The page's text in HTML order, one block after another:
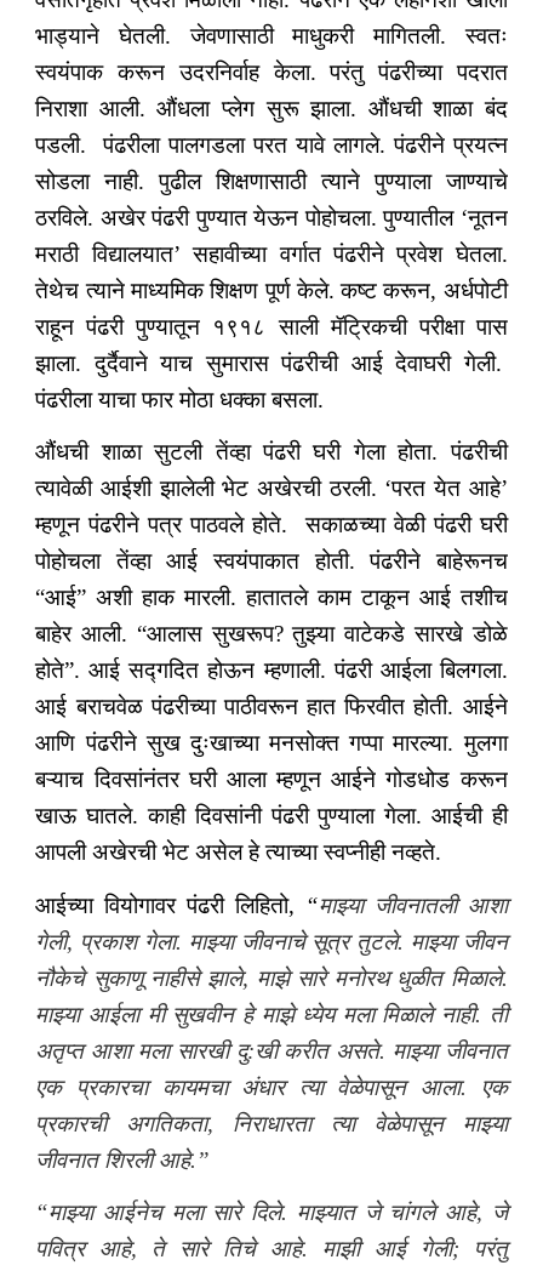
भाड्याने घेतली. जेवणासाठी माधुकरी मागितली. स्वतः
स्वयंपाक करून उदरनिर्वाह केला. परंतु पंढरीच्या पदरात
निराशा आली. औंधला प्लेग सुरू झाला. औंधची शाळा बंद
पडली. पंढरीला पालगडला परत यावे लागले. पंढरीने प्रयत्न
सोडला नाही. पुढील शिक्षणासाठी त्याने पुण्याला जाण्याचे
ठरविले. अखेर पंढरी पुण्यात येऊन पोहोचला. पुण्यातील ‘नूतन
मराठी विद्यालयात’ सहावीच्या वर्गात पंढरीने प्रवेश घेतला.
तेथेच त्याने माध्यमिक शिक्षण पूर्ण केले. कष्ट करून, अर्धपोटी
राहून पंढरी पुण्यातून १९१८ साली मॅट्रिकची परीक्षा पास
झाला. दुर्दैवाने याच सुमारास पंढरीची आई देवाघरी गेली.
पंढरीला याचा फार मोठा धक्का बसला.
औंधची शाळा सुटली तेंव्हा पंढरी घरी गेला होता. पंढरीची
त्यावेळी आईशी झालेली भेट अखेरची ठरली. ‘परत येत आहे’
म्हणून पंढरीने पत्र पाठवले होते. सकाळच्या वेळी पंढरी घरी
पोहोचला तेंव्हा आई स्वयंपाकात होती. पंढरीने बाहेरूनच
“आई” अशी हाक मारली. हातातले काम टाकून आई तशीच
बाहेर आली. “आलास सुखरूप? तुझ्या वाटेकडे सारखे डोळे
होते”. आई सद्गदित होऊन म्हणाली. पंढरी आईला बिलगला.
आई बराचवेळ पंढरीच्या पाठीवरून हात फिरवीत होती. आईने
आणि पंढरीने सुख दुःखाच्या मनसोक्त गप्पा मारल्या. मुलगा
बऱ्याच दिवसांनंतर घरी आला म्हणून आईने गोडधोड करून
खाऊ घातले. काही दिवसांनी पंढरी पुण्याला गेला. आईची ही
आपली अखेरची भेट असेल हे त्याच्या स्वप्नीही नव्हते.
आईच्या वियोगावर पंढरी लिहितो, “माझ्या जीवनातली आशा
गेली, प्रकाश गेला. माझ्या जीवनाचे सूत्र तुटले. माझ्या जीवन
नौकेचे सुकाणू नाहीसे झाले, माझे सारे मनोरथ धुळीत मिळाले.
माझ्या आईला मी सुखवीन हे माझे ध्येय मला मिळाले नाही. ती
अतृप्त आशा मला सारखी दु:खी करीत असते. माझ्या जीवनात
एक प्रकारचा कायमचा अंधार त्या वेळेपासून आला. एक
प्रकारची अगतिकता, निराधारता त्या वेळेपासून माझ्या
जीवनात शिरली आहे.”
“माझ्या आईनेच मला सारे दिले. माझ्यात जे चांगले आहे, जे
पवित्र आहे, ते सारे तिचे आहे. माझी आई गेली; परंतु